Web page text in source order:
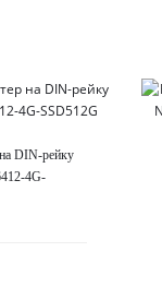
DIN-рейку
4G-